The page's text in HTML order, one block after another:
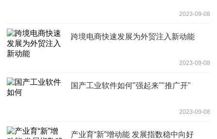
2023-09-08
跨境电商快速发展为外贸注入新动能
2023-09-08
国产工业软件如何"强起来""推广开"
2023-09-08
产业育“新”增动能 发展指数稳中向好